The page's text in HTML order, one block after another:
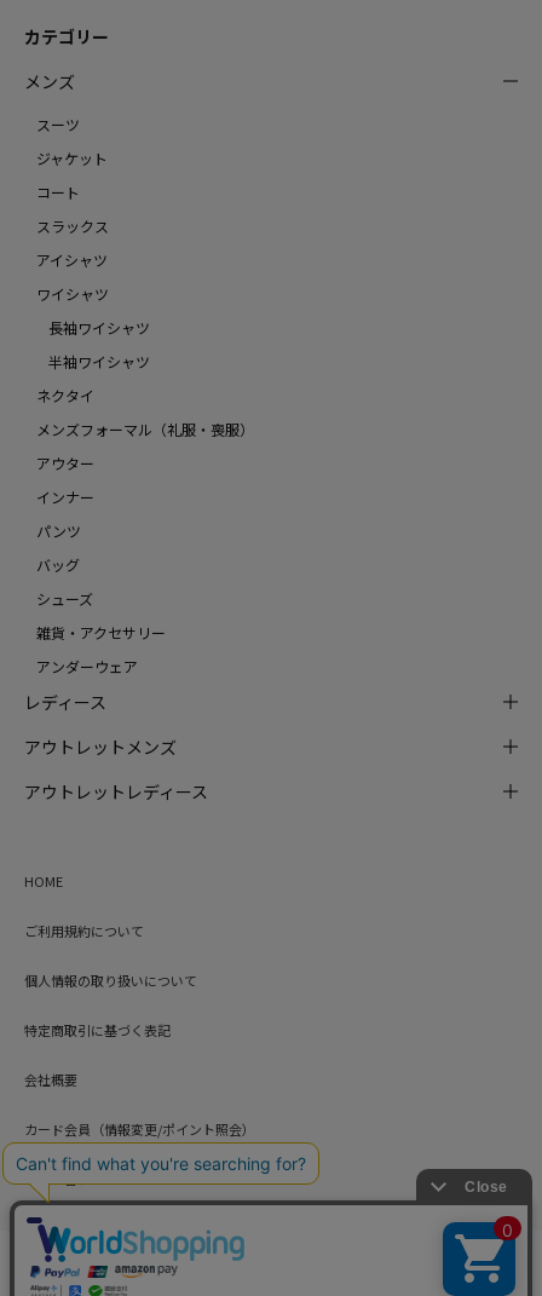
カテゴリー
メンズ
スーツ
ジャケット
コート
スラックス
アイシャツ
ワイシャツ
長袖ワイシャツ
半袖ワイシャツ
ネクタイ
メンズフォーマル（礼服・喪服）
アウター
インナー
パンツ
バッグ
シューズ
雑貨・アクセサリー
アンダーウェア
レディース
アウトレットメンズ
アウトレットレディース
HOME
ご利用規約について
個人情報の取り扱いについて
特定商取引に基づく表記
会社概要
カード会員（情報変更/ポイント照会）